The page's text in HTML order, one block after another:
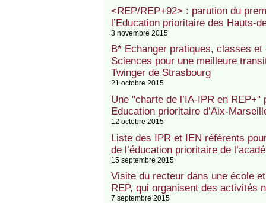
<REP/REP+92> : parution du
l’Education prioritaire des Hauts-
3 novembre 2015
B* Echanger pratiques, classes
Sciences pour une meilleure
Twinger de Strasbourg
21 octobre 2015
Une "charte de l’IA-IPR en
Education prioritaire d’Aix-
12 octobre 2015
Liste des IPR et IEN référents
de l’éducation prioritaire de
15 septembre 2015
Visite du recteur dans une école
REP, qui organisent des activités
7 septembre 2015